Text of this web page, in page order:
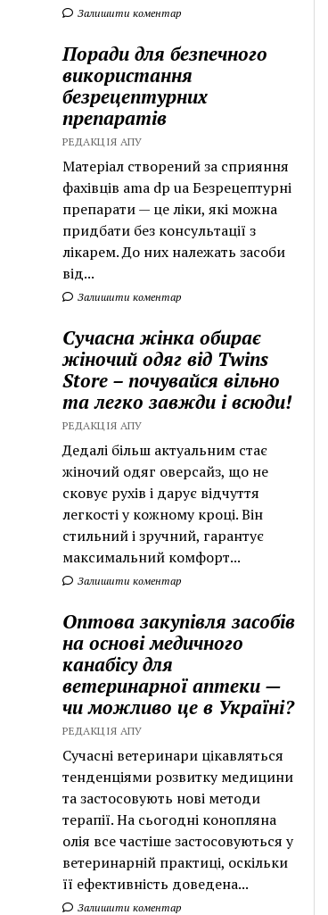
Залишити коментар
Поради для безпечного
використання
безрецептурних
препаратів
РЕДАКЦІЯ АПУ
Матеріал створений за сприяння
фахівців ama dp ua Безрецептурні
препарати — це ліки, які можна
придбати без консультації з
лікарем. До них належать засоби
від...
Залишити коментар
Сучасна жінка обирає
жіночий одяг від Twins
Store – почувайся вільно
та легко завжди і всюди!
РЕДАКЦІЯ АПУ
Дедалі більш актуальним стає
жіночий одяг оверсайз, що не
сковує рухів і дарує відчуття
легкості у кожному кроці. Він
стильний і зручний, гарантує
максимальний комфорт...
Залишити коментар
Оптова закупівля засобів
на основі медичного
канабісу для
ветеринарної аптеки —
чи можливо це в Україні?
РЕДАКЦІЯ АПУ
Сучасні ветеринари цікавляться
тенденціями розвитку медицини
та застосовують нові методи
терапії. На сьогодні конопляна
олія все частіше застосовуються у
ветеринарній практиці, оскільки
її ефективність доведена...
Залишити коментар